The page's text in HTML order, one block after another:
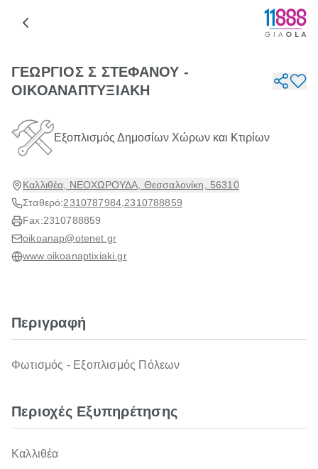
ΓΕΩΡΓΙΟΣ Σ ΣΤΕΦΑΝΟΥ -
ΟΙΚΟΑΝΑΠΤΥΞΙΑΚΗ
Εξοπλισμός Δημοσίων Χώρων και Κτιρίων
Καλλιθέα, ΝΕΟΧΩΡΟΥΔΑ, Θεσσαλονίκη, 56310
Σταθερό:2310787984 2310788859
Fax:2310788859
oikoanap@otenet.gr
www.oikoanaptixiaki.gr
Περιγραφή
Φωτισμός - Εξοπλισμός Πόλεων
Περιοχές Εξυπηρέτησης
Καλλιθέα